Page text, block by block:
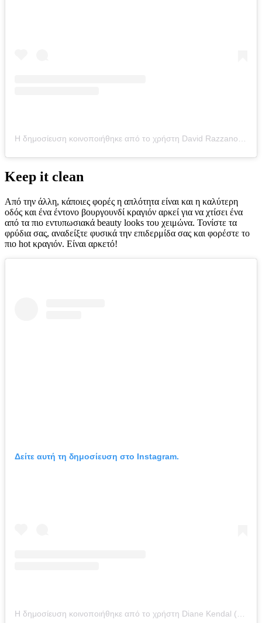
Η δημοσίευση κοινοποιήθηκε από το χρήστη David Razzano (@davidrazzano)
Keep it clean
Από την άλλη, κάποιες φορές η απλότητα είναι και η καλύτερη
οδός και ένα έντονο βουργουνδί κραγιόν αρκεί για να χτίσει ένα
από τα πιο εντυπωσιακά beauty looks του χειμώνα. Τονίστε τα
φρύδια σας, αναδείξτε φυσικά την επιδερμίδα σας και φορέστε το
πιο hot κραγιόν. Είναι αρκετό!
Δείτε αυτή τη δημοσίευση στο Instagram.